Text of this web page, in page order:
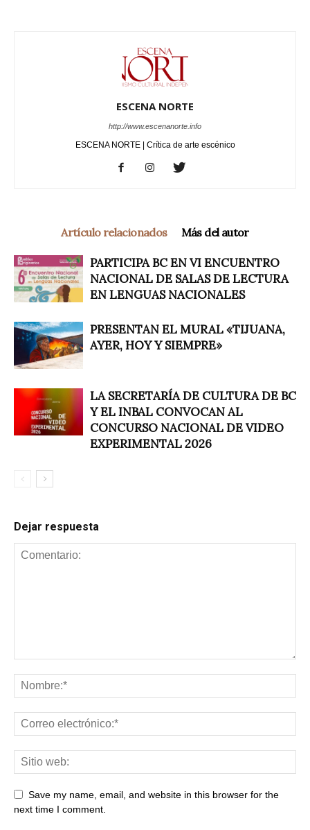
ESCENA NORTE
http://www.escenanorte.info
ESCENA NORTE | Crítica de arte escénico
Artículo relacionados Más del autor
PARTICIPA BC EN VI ENCUENTRO
NACIONAL DE SALAS DE LECTURA
EN LENGUAS NACIONALES
PRESENTAN EL MURAL «TIJUANA,
AYER, HOY Y SIEMPRE»
LA SECRETARÍA DE CULTURA DE BC
Y EL INBAL CONVOCAN AL
CONCURSO NACIONAL DE VIDEO
EXPERIMENTAL 2026
Dejar respuesta
Save my name, email, and website in this browser for the
next time I comment.